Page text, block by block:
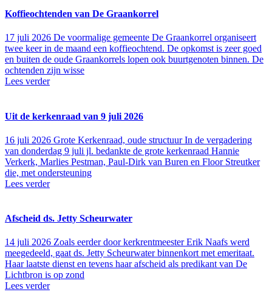
Koffieochtenden van De Graankorrel
17 juli 2026 De voormalige gemeente De Graankorrel organiseert
twee keer in de maand een koffieochtend. De opkomst is zeer goed
en buiten de oude Graankorrels lopen ook buurtgenoten binnen. De
ochtenden zijn wisse
Lees verder
Uit de kerkenraad van 9 juli 2026
16 juli 2026 Grote Kerkenraad, oude structuur In de vergadering
van donderdag 9 juli jl. bedankte de grote kerkenraad Hannie
Verkerk, Marlies Pestman, Paul-Dirk van Buren en Floor Streutker
die, met ondersteuning
Lees verder
Afscheid ds. Jetty Scheurwater
14 juli 2026 Zoals eerder door kerkrentmeester Erik Naafs werd
meegedeeld, gaat ds. Jetty Scheurwater binnenkort met emeritaat.
Haar laatste dienst en tevens haar afscheid als predikant van De
Lichtbron is op zond
Lees verder